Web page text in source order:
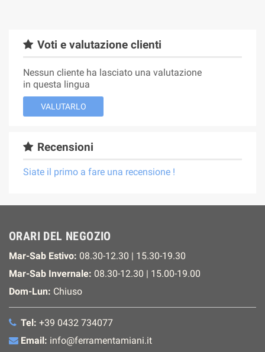
Voti e valutazione clienti
Nessun cliente ha lasciato una valutazione
in questa lingua
VALUTARLO
Recensioni
Siate il primo a fare una recensione !
ORARI DEL NEGOZIO
Mar-Sab Estivo: 08.30-12.30 | 15.30-19.30
Mar-Sab Invernale: 08.30-12.30 | 15.00-19.00
Dom-Lun: Chiuso
Tel: +39 0432 734077
Email: info@ferramentamiani.it